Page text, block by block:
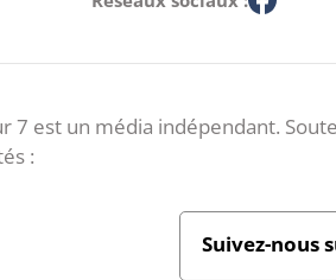
7 est un média indépendant.
:
Suivez-nous